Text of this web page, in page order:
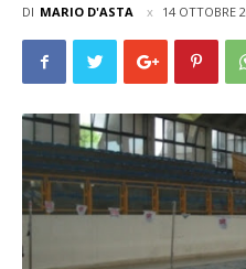
DI MARIO D'ASTA 14 OTTOBRE